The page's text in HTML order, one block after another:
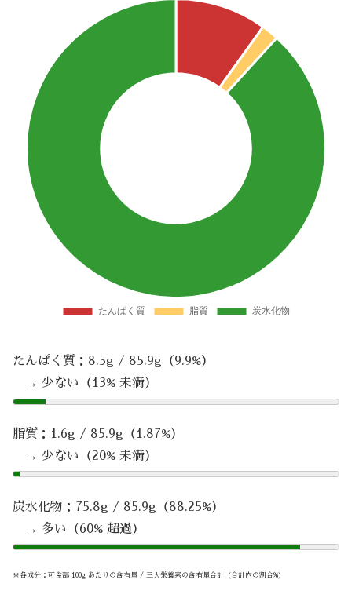
たんぱく質：8.5g / 85.9g（9.9%）
→ 少ない（13% 未満）
脂質：1.6g / 85.9g（1.87%）
→ 少ない（20% 未満）
炭水化物：75.8g / 85.9g（88.25%）
→ 多い（60% 超過）
※各成分：可食部 100g あたりの含有量 / 三大栄養素の含有量合計（合計内の割合%）